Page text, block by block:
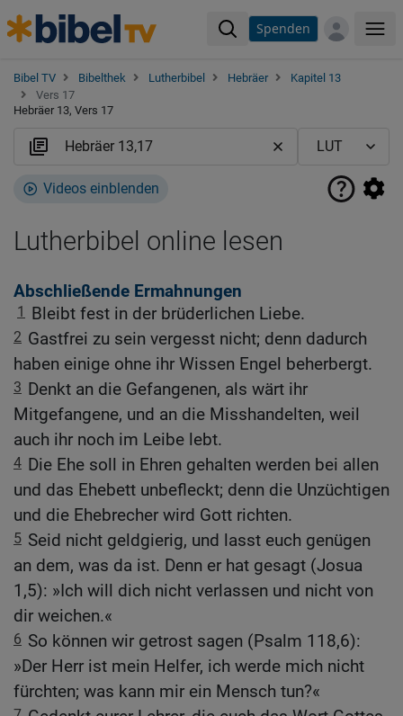
Spenden
Bibel TV Bibelthek Lutherbibel Hebräer
Kapitel 13
Vers 17
Hebräer 13, Vers 17
Videos einblenden
Lutherbibel online lesen
Abschließende Ermahnungen
1 Bleibt fest in der brüderlichen Liebe.
2 Gastfrei zu sein vergesst nicht; denn dadurch
haben einige ohne ihr Wissen Engel beherbergt.
3 Denkt an die Gefangenen, als wärt ihr
Mitgefangene, und an die Misshandelten, weil
auch ihr noch im Leibe lebt.
4 Die Ehe soll in Ehren gehalten werden bei allen
und das Ehebett unbefleckt; denn die Unzüchtigen
und die Ehebrecher wird Gott richten.
5 Seid nicht geldgierig, und lasst euch genügen
an dem, was da ist. Denn er hat gesagt (Josua
1,5): »Ich will dich nicht verlassen und nicht von
dir weichen.«
6 So können wir getrost sagen (Psalm 118,6):
»Der Herr ist mein Helfer, ich werde mich nicht
fürchten; was kann mir ein Mensch tun?«